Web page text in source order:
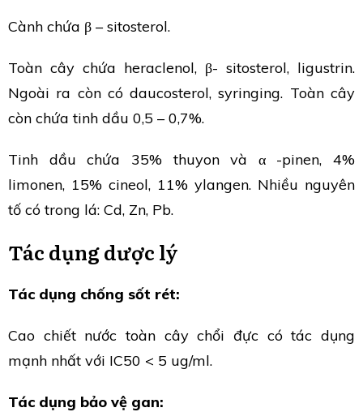
Cành chứa β – sitosterol.
Toàn cây chứa heraclenol, β- sitosterol, ligustrin.
Ngoài ra còn có daucosterol, syringing. Toàn cây
còn chứa tinh dầu 0,5 – 0,7%.
Tinh dầu chứa 35% thuyon và α -pinen, 4%
limonen, 15% cineol, 11% ylangen. Nhiều nguyên
tố có trong lá: Cd, Zn, Pb.
Tác dụng dược lý
Tác dụng chống sốt rét:
Cao chiết nước toàn cây chổi đực có tác dụng
mạnh nhất với IC50 < 5 ug/ml.
Tác dụng bảo vệ gan: